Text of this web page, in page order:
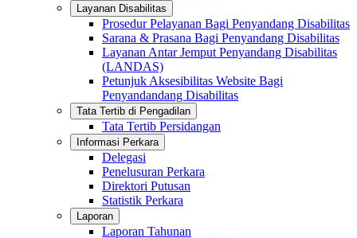
Layanan Disabilitas
Prosedur Pelayanan Bagi Penyandang Disabilitas
Sarana & Prasana Bagi Penyandang Disabilitas
Layanan Antar Jemput Penyandang Disabilitas
(LANDAS)
Petunjuk Aksesibilitas Website Bagi
Penyandandang Disabilitas
Tata Tertib di Pengadilan
Tata Tertib Persidangan
Informasi Perkara
Delegasi
Penelusuran Perkara
Direktori Putusan
Statistik Perkara
Laporan
Laporan Tahunan